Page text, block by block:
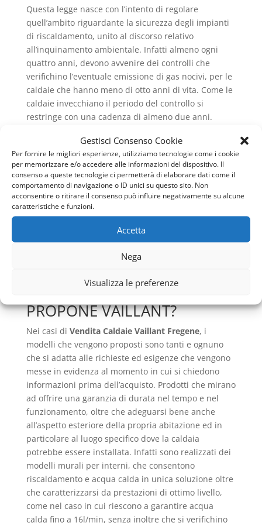
Gestisci Consenso Cookie
Per fornire le migliori esperienze, utilizziamo tecnologie come i cookie
per memorizzare e/o accedere alle informazioni del dispositivo. Il
consenso a queste tecnologie ci permetterà di elaborare dati come il
comportamento di navigazione o ID unici su questo sito. Non
acconsentire o ritirare il consenso può influire negativamente su alcune
caratteristiche e funzioni.
Accetta
Nega
Visualizza le preferenze
Questa legge nasce con l’intento di regolare
quell’ambito riguardante la sicurezza degli impianti
di riscaldamento, unito al discorso relativo
all’inquinamento ambientale. Infatti almeno ogni
quattro anni, devono avvenire dei controlli che
verifichino l’eventuale emissione di gas nocivi, per le
caldaie che hanno meno di otto anni di vita. Come le
caldaie invecchiano il periodo del controllo si
restringe con una cadenza di almeno due anni.
Così sulla caldaia viene effettuata la verifica sulla
combustione e sulla qualità del gas di scarico. E a
proposito dello smaltimento dei fumi di scarico,
rientra anche la normativa UNI 11071 per quelle
apparecchiature che utilizzano gas combustibili e
hanno una portata termica inferiore ai 35Kw. In
questi casi non sono previsti degli accorgimenti
appositi, poiché i condensati, vengono ben
neutralizzati in fogna e dai prodotti del lavaggio e
scarichi domestici, così che non si debba provvedere
QUALI SONO LE CALDAIE CHE
PROPONE VAILLANT?
Nei casi di Vendita Caldaie Vaillant Fregene, i
modelli che vengono proposti sono tanti e ognuno
che si adatta alle richieste ed esigenze che vengono
messe in evidenza al momento in cui si chiedono
informazioni prima dell’acquisto. Prodotti che mirano
ad offrire una garanzia di durata nel tempo e nel
funzionamento, oltre che adeguarsi bene anche
all’aspetto esteriore della propria abitazione ed in
particolare al luogo specifico dove la caldaia
potrebbe essere installata. Infatti sono realizzati dei
modelli murali per interni, che consentono
riscaldamento e acqua calda in unica soluzione oltre
che caratterizzarsi da prestazioni di ottimo livello,
come nel caso in cui riescono a garantire acqua
calda fino a 16l/min, senza inoltre che si verifichino